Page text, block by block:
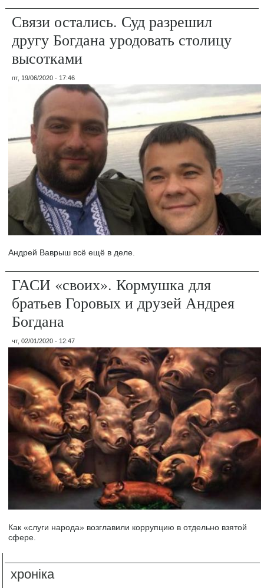
Связи остались. Суд разрешил
другу Богдана уродовать столицу
высотками
пт, 19/06/2020 - 17:46
Андрей Ваврыш всё ещё в деле.
ГАСИ «своих». Кормушка для
братьев Горовых и друзей Андрея
Богдана
чт, 02/01/2020 - 12:47
Как «слуги народа» возглавили коррупцию в отдельно взятой
сфере.
хроніка